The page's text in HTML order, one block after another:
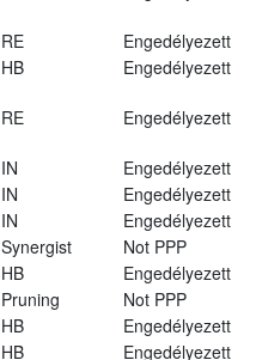
RE
Engedélyezett
HB
Engedélyezett
RE Engedélyezett
IN
Engedélyezett
IN
Engedélyezett
IN
Engedélyezett
Synergist
Not PPP
HB
Engedélyezett
Pruning
Not PPP
HB
Engedélyezett
HB
Engedélyezett